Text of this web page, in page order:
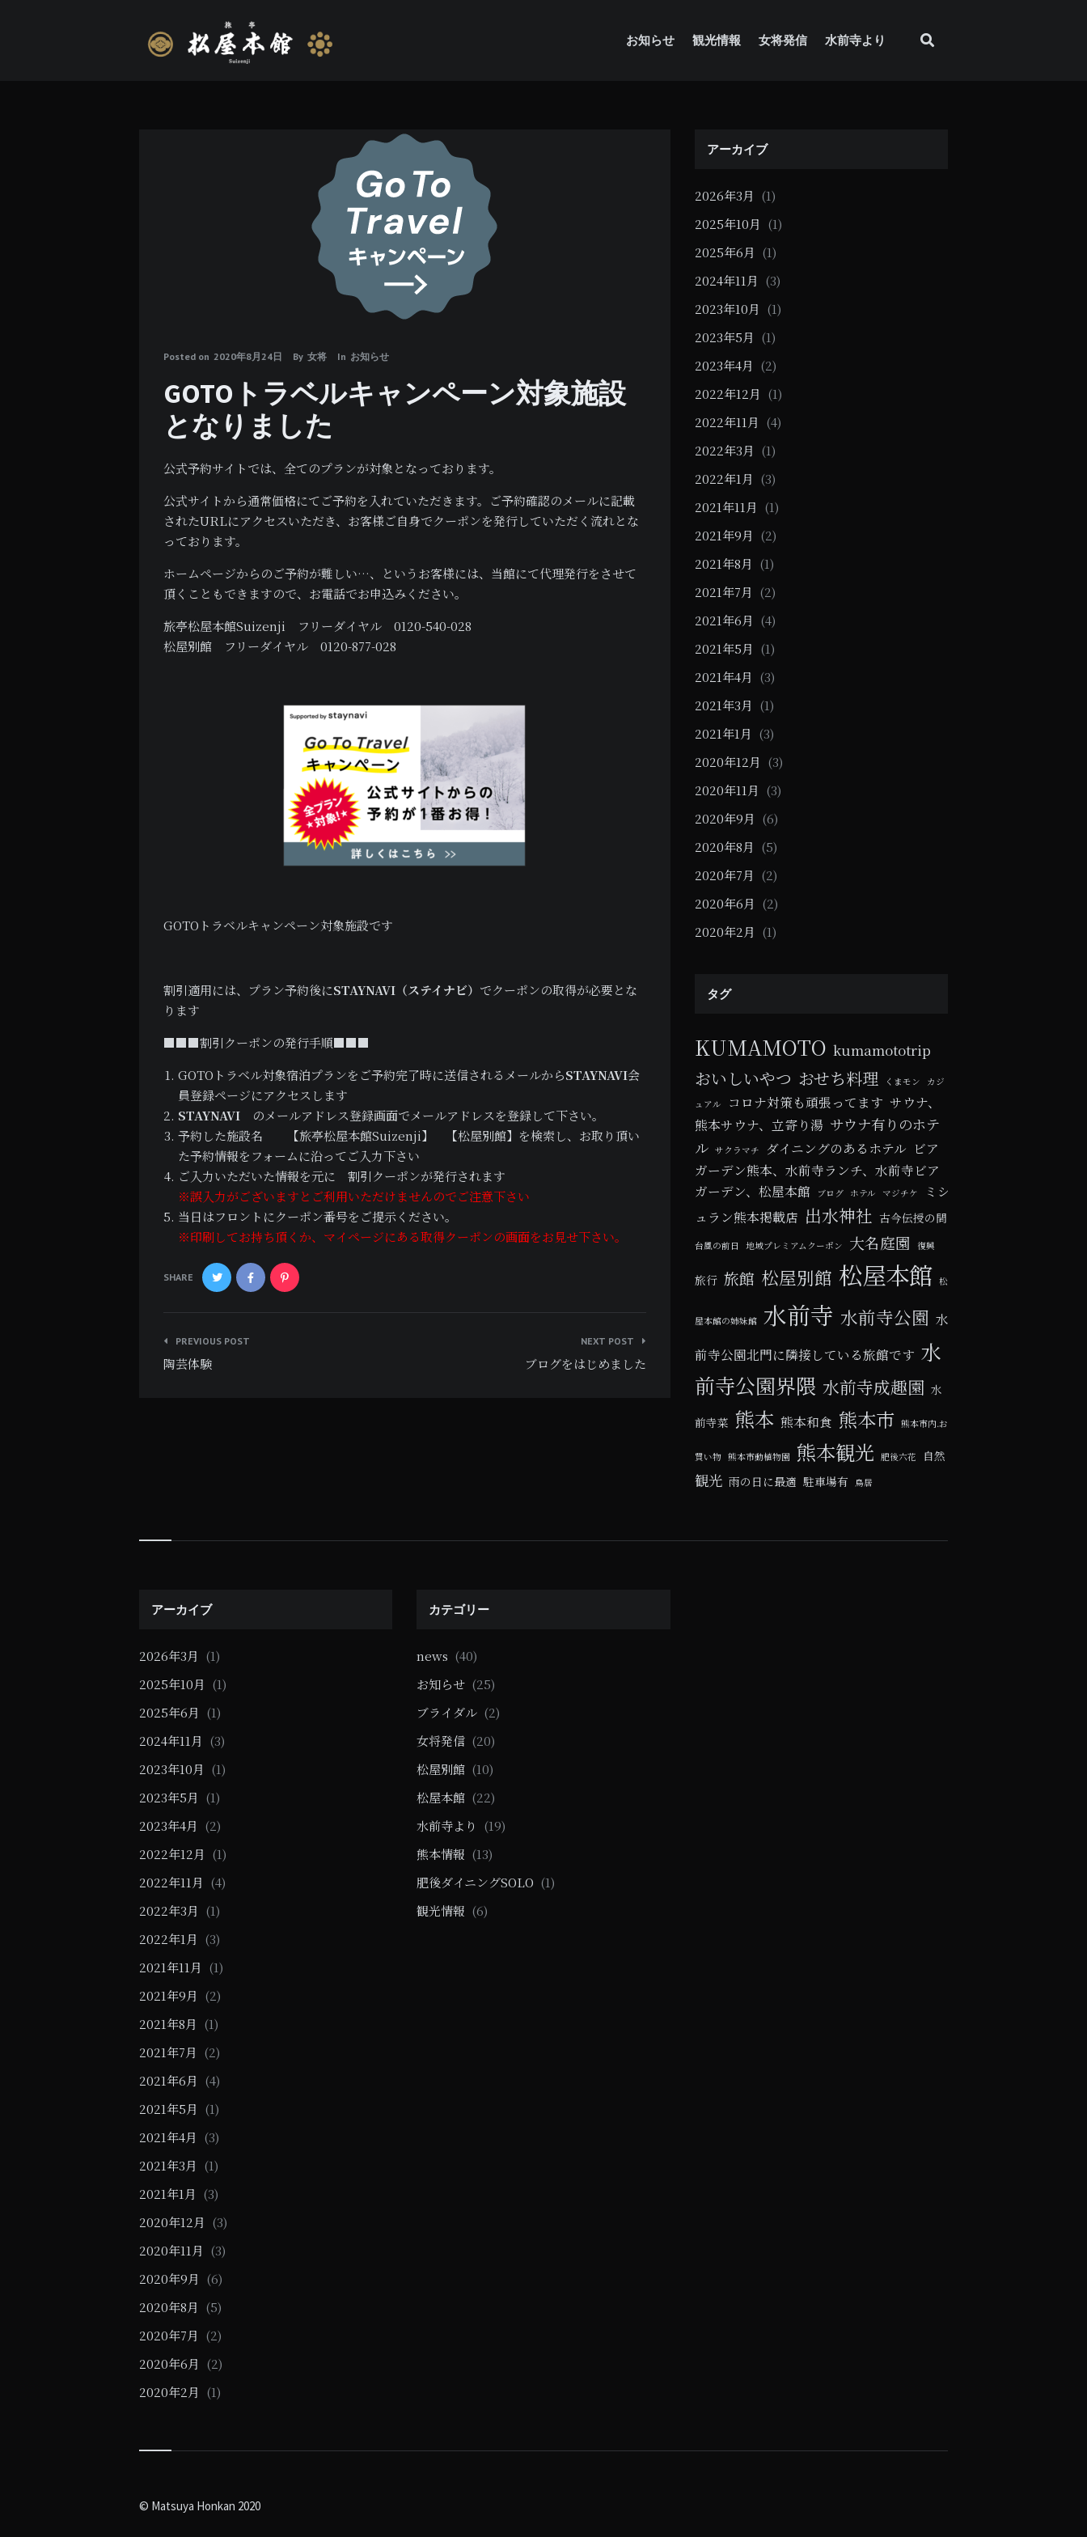
お知らせ 観光情報 女将発信 水前寺より
Posted on 2020年8月24日 By 女将 In お知らせ
GOTOトラベルキャンペーン対象施設
となりました
公式予約サイトでは、全てのプランが対象となっております。
公式サイトから通常価格にてご予約を入れていただきます。ご予約確認のメールに記載
されたURLにアクセスいただき、お客様ご自身でクーポンを発行していただく流れとな
っております。
ホームページからのご予約が難しい…、というお客様には、当館にて代理発行をさせて
頂くこともできますので、お電話でお申込みください。
旅亭松屋本館Suizenji フリーダイヤル 0120-540-028
松屋別館 フリーダイヤル 0120-877-028
GOTOトラベルキャンペーン対象施設です
割引適用には、プラン予約後にSTAYNAVI（ステイナビ） でクーポンの取得が必要とな
ります
■■■割引クーポンの発行手順■■■
GOTOトラベル対象宿泊プランをご予約完了時に送信されるメールからSTAYNAVI会
員登録ページにアクセスします
STAYNAVI のメールアドレス登録画面でメールアドレスを登録して下さい。
予約した施設名 【旅亭松屋本館Suizenji】 【松屋別館】を検索し、お取り頂い
た予約情報をフォームに沿ってご入力下さい
ご入力いただいた情報を元に 割引クーポンが発行されます
※誤入力がございますとご利用いただけませんのでご注意下さい
当日はフロントにクーポン番号をご提示ください。
※印刷してお持ち頂くか、マイページにある取得クーポンの画面をお見せ下さい。
SHARE
投
稿
ン
PREVIOUS POST
陶芸体験
NEXT POST
ブログをはじめました
アーカイブ
2026年3月 (1)
2025年10月 (1)
2025年6月 (1)
2024年11月 (3)
2023年10月 (1)
2023年5月 (1)
2023年4月 (2)
2022年12月 (1)
2022年11月 (4)
2022年3月 (1)
2022年1月 (3)
2021年11月 (1)
2021年9月 (2)
2021年8月 (1)
2021年7月 (2)
2021年6月 (4)
2021年5月 (1)
2021年4月 (3)
2021年3月 (1)
2021年1月 (3)
2020年12月 (3)
2020年11月 (3)
2020年9月 (6)
2020年8月 (5)
2020年7月 (2)
2020年6月 (2)
2020年2月 (1)
タグ
KUMAMOTO kumamototrip
おいしいやつ おせち料理 くまモン
カジ
ュアル
コロナ対策も頑張ってます サウナ、
熊本サウナ、立寄り湯 サウナ有りのホテ
ル サクラマチ ダイニングのあるホテル ビア
ガーデン熊本、水前寺ランチ、水前寺ビア
ガーデン、松屋本館
ブログ ホテル マジチケ
ミシ
ュラン熊本掲載店 出水神社 古今伝授の間
台風の前日 地域プレミアムクーポン 大名庭園 復興
旅行 旅館 松屋別館 松屋本館 松
屋本館の姉妹館 水前寺 水前寺公園 水
前寺公園北門に隣接している旅館です 水
前寺公園界隈 水前寺成趣園 水
前寺菜 熊本 熊本和食 熊本市 熊本市内.お
買い物 熊本市動植物園 熊本観光 肥後六花 自然
観光 雨の日に最適 駐車場有 鳥居
Widgets
アーカイブ
2026年3月 (1)
2025年10月 (1)
2025年6月 (1)
2024年11月 (3)
2023年10月 (1)
2023年5月 (1)
2023年4月 (2)
2022年12月 (1)
2022年11月 (4)
2022年3月 (1)
2022年1月 (3)
2021年11月 (1)
2021年9月 (2)
2021年8月 (1)
2021年7月 (2)
2021年6月 (4)
2021年5月 (1)
2021年4月 (3)
2021年3月 (1)
2021年1月 (3)
2020年12月 (3)
2020年11月 (3)
2020年9月 (6)
2020年8月 (5)
2020年7月 (2)
2020年6月 (2)
2020年2月 (1)
カテゴリー
news (40)
お知らせ (25)
ブライダル (2)
女将発信 (20)
松屋別館 (10)
松屋本館 (22)
水前寺より
(19)
熊本情報 (13)
肥後ダイニングSOLO (1)
観光情報 (6)
© Matsuya Honkan 2020